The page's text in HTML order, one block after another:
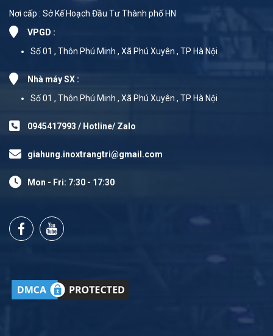
Nơi cấp : Sở Kế Hoạch Đầu Tư Thành phố HN
VPGD :
Số 01 , Thôn Phú Minh , Xã Phú Xuyên , TP Hà Nội
Nhà máy SX :
Số 01 , Thôn Phú Minh , Xã Phú Xuyên , TP Hà Nội
0945417993 / Hotline/ Zalo
giahung.inoxtrangtri@gmail.com
Mon - Fri: 7:30 - 17:30